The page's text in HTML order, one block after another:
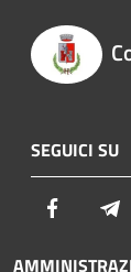
SEGUICI SU
Facebook